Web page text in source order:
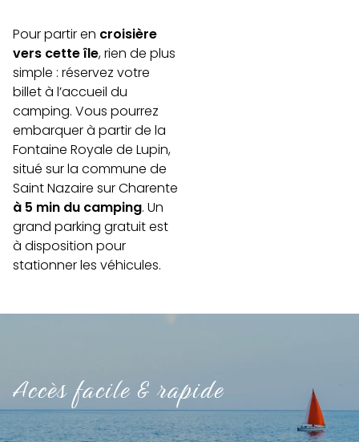
Pour partir en croisière
vers cette île, rien de plus
simple : réservez votre
billet à l’accueil du
camping. Vous pourrez
embarquer à partir de la
Fontaine Royale de Lupin,
situé sur la commune de
Saint Nazaire sur Charente
à 5 min du camping. Un
grand parking gratuit est
à disposition pour
stationner les véhicules.
Accès facile & rapide